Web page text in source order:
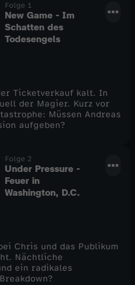
Folge 1
New Game - Im
Schatten des
Todesengels
Ticketverkauf kalt. In
der Magier. Kurz vor
Müssen Andreas
aufgeben?
Folge 2
Under Pressure -
Feuer in
Washington, D.C.
Chris und das Publikum
Nächtliche
ein radikales